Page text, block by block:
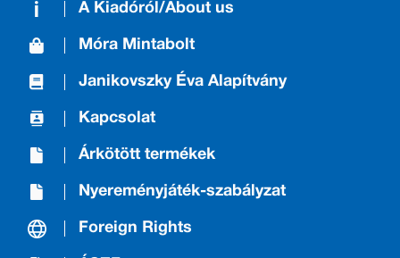
A Kiadóról/About us
Móra Mintabolt
Janikovszky Éva Alapítvány
Kapcsolat
Árkötött termékek
Nyereményjáték-szabályzat
Foreign Rights